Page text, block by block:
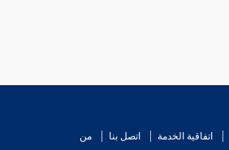
اتفاقية الخدمة اتصل بنا
من